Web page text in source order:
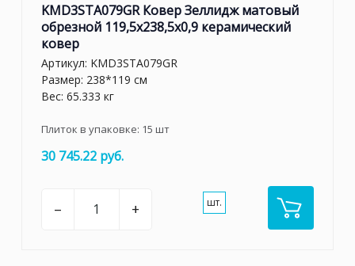
KMD3STA079GR Ковер Зеллидж матовый
обрезной 119,5x238,5x0,9 керамический
ковер
Артикул: KMD3STA079GR
Размер: 238*119 см
Вес: 65.333 кг
Плиток в упаковке: 15 шт
30 745.22 руб.
– + шт.